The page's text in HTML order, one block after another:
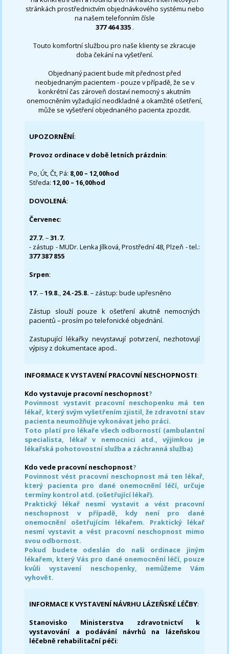
stránkách prostřednictvím objednávkového systému nebo
na našem telefonním čísle
377 464 335 .
Touto komfortní službou pro naše klienty se zkracuje
doba čekání na vyšetření.
Objednaný pacient bude mít přednost před
neobjednaným pacientem - pouze v případě, že se v
konkrétní čas zároveň dostaví nemocný s akutním
onemocněním vyžadující neodkladné a okamžité ošetření,
může se vyšetření objednaného pacienta zpozdit.
UPOZORNĚNÍ:
Provoz ordinace v době letních prázdnin:
Po, Út, Čt, Pá: 8,00 – 12,00hod
Středa:12,00 – 16,00hod
DOVOLENÁ:
Červenec:
27.7.–31.7.
- zástup - MUDr. Lenka Jílková, Prostřední 48, Plzeň - tel.:
377 387 855
Srpen:
17. –19.8., 24.-25.8. – zástup: bude upřesněno
Zástup slouží pouze k ošetření akutně nemocných
pacientů – prosím po telefonické objednání.
Zastupující lékařky nevystavují potvrzení, nezhotovují
výpisy z dokumentace apod..
INFORMACE K VYSTAVENÍ PRACOVNÍ NESCHOPNOSTI:
Kdo vystavuje pracovní neschopnost?
Povinnost vystavit pracovní neschopenku má ten
lékař, který svým vyšetřením zjistil, že zdravotní stav
pacienta neumožňuje vykonávat jeho práci.
Toto platí pro lékaře všech odborností (ambulantní
specialista, lékař v nemocnici atd., výjimkou je
lékařská pohotovostní služba a záchranná služba)
Kdo vede pracovní neschopnost?
Povinnost vést pracovní neschopnost má ten lékař,
který pacienta pro dané onemocnění léčí, určuje
termíny kontrol atd. (ošetřující lékař).
Praktický lékař nesmí vystavit a vést pracovní
neschopnost v případě, kdy není pro dané
onemocnění ošetřujícím lékařem. Praktický lékař
nesmí vystavit a vést pracovní neschopnost mimo
svou odbornost.
Pokud budete odeslán do naši ordinace jiným
lékařem, který Vás pro dané onemocnění léčí, pouze
kvůli vystavení neschopenky, nemůžeme Vám
vyhovět.
INFORMACE K VYSTAVENÍ NÁVRHU LÁZEŇSKÉ LÉČBY:
Stanovisko Ministerstva zdravotnictví k
vystavování a podávání návrhů na lázeňskou
léčebně rehabilitační péči: